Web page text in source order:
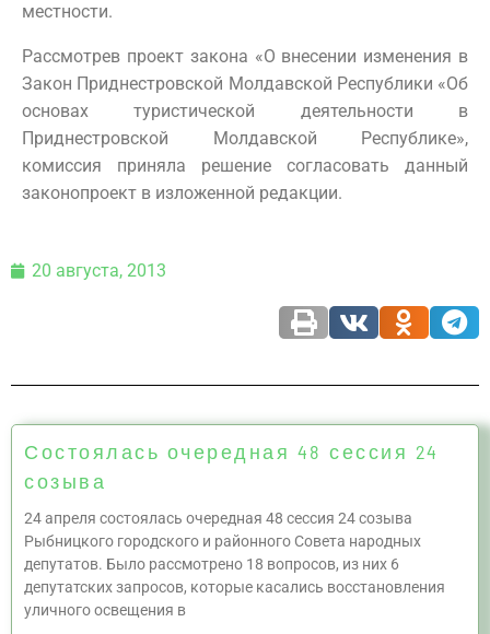
местности.
Рассмотрев проект закона «О внесении изменения в
Закон Приднестровской Молдавской Республики «Об
основах туристической деятельности в
Приднестровской Молдавской Республике»,
комиссия приняла решение согласовать данный
законопроект в изложенной редакции.
20 августа, 2013
Состоялась очередная 48 сессия 24
созыва
24 апреля состоялась очередная 48 сессия 24 созыва
Рыбницкого городского и районного Совета народных
депутатов. Было рассмотрено 18 вопросов, из них 6
депутатских запросов, которые касались восстановления
уличного освещения в